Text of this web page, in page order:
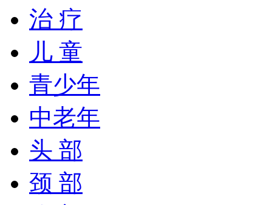
治 疗
儿 童
青少年
中老年
头 部
颈 部